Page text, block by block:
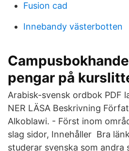
Fusion cad
Innebandy västerbotten
pengar på
Arabisk-svensk ordbok PDF
NER LÄSA Beskrivning
Alkoblawi. - Först inom
slag sidor, Innehåller Bra
studerar svenska som andra